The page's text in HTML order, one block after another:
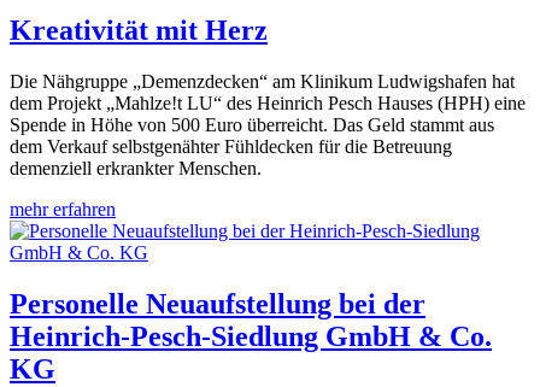
Kreativität mit Herz
Die Nähgruppe „Demenzdecken“ am Klinikum Ludwigshafen hat
dem Projekt „Mahlze!t LU“ des Heinrich Pesch Hauses (HPH) eine
Spende in Höhe von 500 Euro überreicht. Das Geld stammt aus
dem Verkauf selbstgenähter Fühldecken für die Betreuung
demenziell erkrankter Menschen.
mehr erfahren
Personelle Neuaufstellung bei der
Heinrich-Pesch-Siedlung GmbH & Co.
KG